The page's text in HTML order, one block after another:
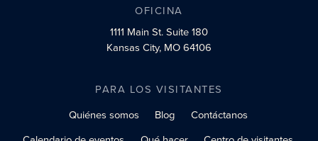
OFICINA
1111 Main St.Suite 180
Kansas City, MO 64106
PARA LOS VISITANTES
Quiénes somos
Blog
Contáctanos